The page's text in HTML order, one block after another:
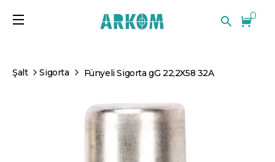
0
Şalt Sigorta Fünyeli Sigorta gG 22,2X58 32A